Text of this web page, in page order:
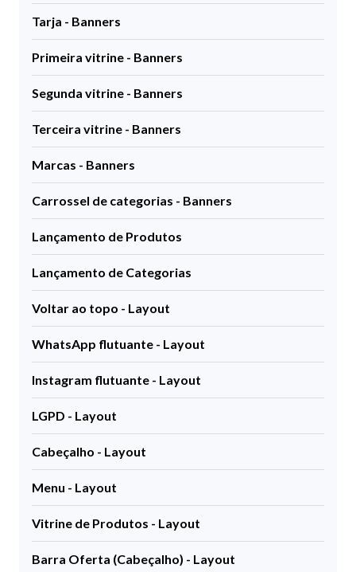
Tarja - Banners
Primeira vitrine - Banners
Segunda vitrine - Banners
Terceira vitrine - Banners
Marcas - Banners
Carrossel de categorias - Banners
Lançamento de Produtos
Lançamento de Categorias
Voltar ao topo - Layout
WhatsApp flutuante - Layout
Instagram flutuante - Layout
LGPD - Layout
Cabeçalho - Layout
Menu - Layout
Vitrine de Produtos - Layout
Barra Oferta (Cabeçalho) - Layout